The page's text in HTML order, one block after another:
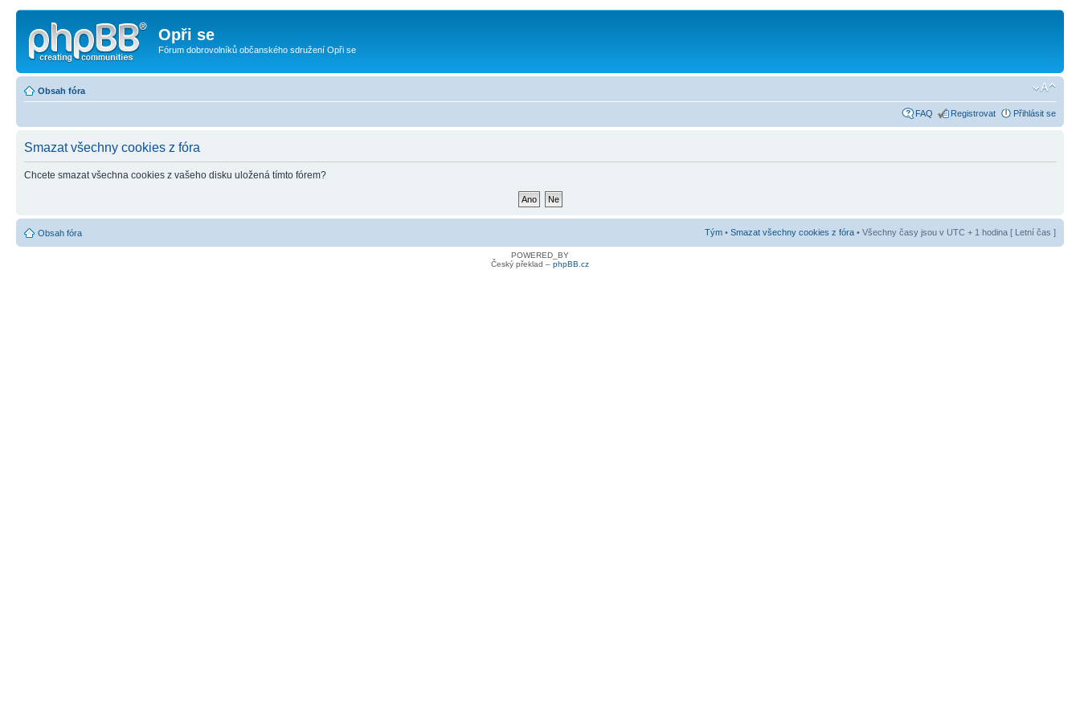
Opři se
Fórum dobrovolníků občanského sdružení Opři se
Obsah fóra
FAQ Registrovat Přihlásit se
Smazat všechny cookies z fóra
Chcete smazat všechna cookies z vašeho disku uložená tímto fórem?
Obsah fóra Tým • Smazat všechny cookies z fóra • Všechny časy jsou v UTC + 1 hodina [ Letní čas ]
POWERED_BY
Český překlad – phpBB.cz